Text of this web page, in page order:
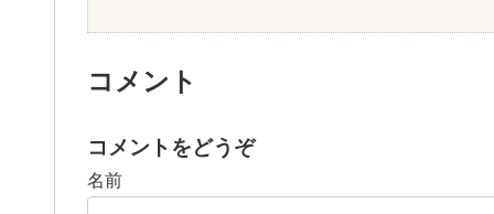
コメント
コメントをどうぞ
名前